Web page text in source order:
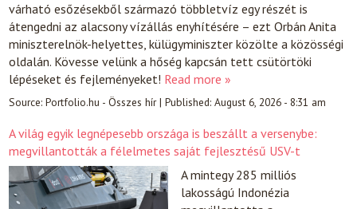
várható esőzésekből származó többletvíz egy részét is
átengedni az alacsony vízállás enyhítésére – ezt Orbán Anita
miniszterelnök-helyettes, külügyminiszter közölte a közösségi
oldalán. Kövesse velünk a hőség kapcsán tett csütörtöki
lépéseket és fejleményeket! Read more »
Source:Portfolio.hu - Összes hír|Published:August 6, 2026 - 8:31 am
A világ egyik legnépesebb országa is beszállt a versenybe:
megvillantották a félelmetes saját fejlesztésű USV-t
A mintegy 285 milliós
lakosságú Indonézia